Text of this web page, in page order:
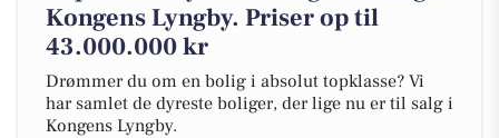
Kongens Lyngby. Priser op til
43.000.000 kr
Drømmer du om en bolig i absolut topklasse? Vi
har samlet de dyreste boliger, der lige nu er til salg i
Kongens Lyngby.